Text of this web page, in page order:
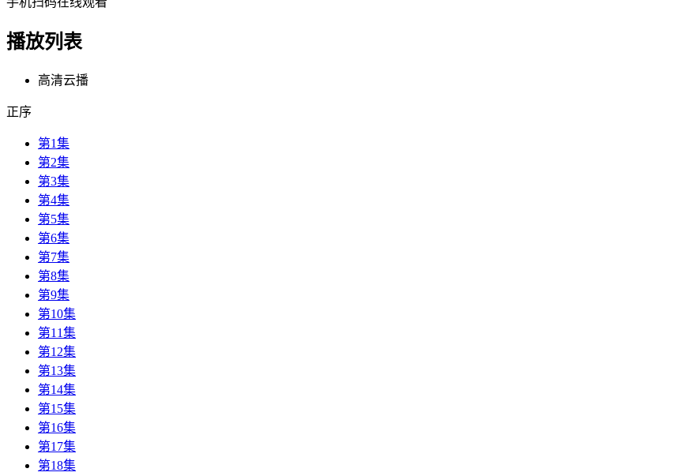
播放列表
高清云播
正序
第1集
第2集
第3集
第4集
第5集
第6集
第7集
第8集
第9集
第10集
第11集
第12集
第13集
第14集
第15集
第16集
第17集
第18集